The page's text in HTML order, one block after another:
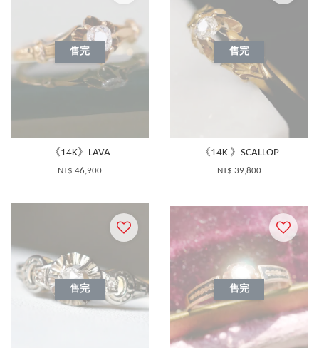
售完
《14K》LAVA
NT$ 46,900
售完
《14K 》SCALLOP
NT$ 39,800
售完 售完